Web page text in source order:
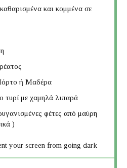
και κομμένα σε
ή Μαδέρα
τυρί με χαμηλά λιπαρά
φέτες από μαύρη
)
your screen from going dark